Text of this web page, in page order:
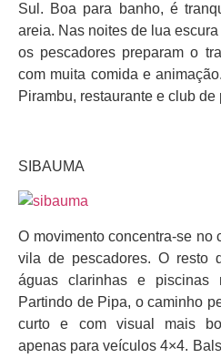
Sul. Boa para banho, é
areia. Nas noites de lua
os pescadores preparam o
com muita comida e
Pirambu, restaurante e club de
SIBAUMA
O movimento concentra-se no
vila de pescadores. O resto
águas clarinhas e piscinas
Partindo de Pipa, o caminho
curto e com visual mais
apenas para veículos 4×4.